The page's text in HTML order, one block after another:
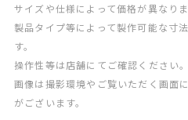
サイズや仕様によって価格が異なりま
製品タイプ等によって製作可能な寸
す。
操作性等は店舗にてご確認ください。
画像は撮影環境やご覧いただく画面
がございます。